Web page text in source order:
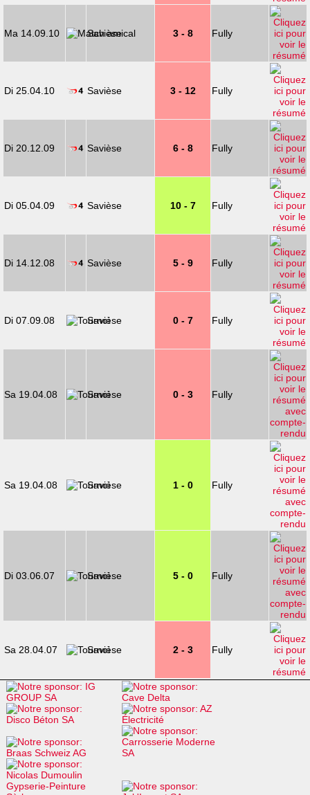
Ma 14.09.10 Savièse 3 - 8 Fully
Di 25.04.10 Savièse 3 - 12 Fully
Di 20.12.09 Savièse 6 - 8 Fully
Di 05.04.09 Savièse 10 - 7 Fully
Di 14.12.08 Savièse 5 - 9 Fully
Di 07.09.08 Savièse 0 - 7 Fully
Sa 19.04.08 Savièse 0 - 3 Fully
Sa 19.04.08 Savièse 1 - 0 Fully
Di 03.06.07 Savièse 5 - 0 Fully
Sa 28.04.07 Savièse 2 - 3 Fully